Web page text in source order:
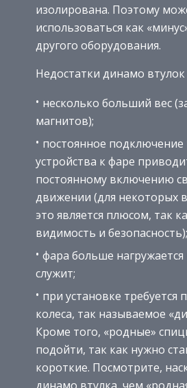
изолирована. Поэтому
использоваться как
другого оборудования.
Недостатки динамо
несколько больший вес
магнитов);
постоянное подключение
устройства к фаре
постоянному включению
движении (для некоторых
это является плюсом, так
видимость и безопасность);
фара больше
служит;
при установке требуется
колеса, так называемое
Кроме того, «родные»
подойти, так как нужно
короткие. Посмотрите,
динамо втулка, чем